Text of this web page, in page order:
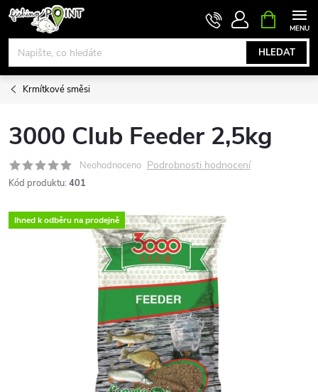
Přejít
obsah
HLEDAT
NÁKUPNÍ
KOŠÍK
Krmítkové směsi
3000 Club Feeder 2,5kg
Neohodnoceno Podrobnosti hodnocení
Kód produktu: 401
Ihned k odběru na prodejně